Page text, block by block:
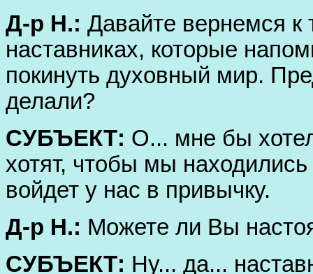
Д-р Н.: Давайте вернемся к
наставниках, которые
покинуть духовный мир.
делали?
СУБЪЕКТ: О... мне бы
хотят, чтобы мы
войдет у нас в привычку.
Д-р Н.: Можете ли Вы
СУБЪЕКТ: Ну... да...